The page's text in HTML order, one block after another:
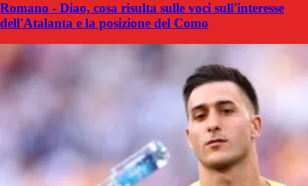
Romano - Diao, cosa risulta sulle voci sull'interesse
dell'Atalanta e la posizione del Como